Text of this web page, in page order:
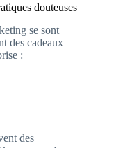
douteuses
se sont
des cadeaux
:
des